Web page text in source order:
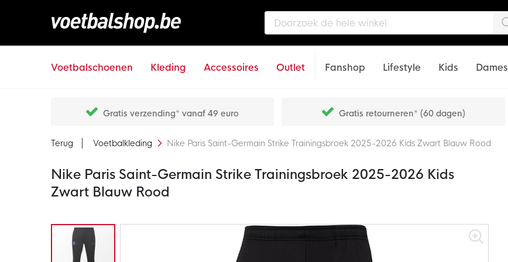
Voetbalschoenen Kleding Accessoires Outlet Fanshop Lifestyle Kids Dames
Gratis verzending* vanaf 49 euro Gratis retourneren* (60 dagen)
Terug Voetbalkleding Nike Paris Saint-Germain Strike Trainingsbroek 2025-2026 Kids Zwart Blauw Rood
Nike Paris Saint-Germain Strike Trainingsbroek 2025-2026 Kids
Zwart Blauw Rood
Ga